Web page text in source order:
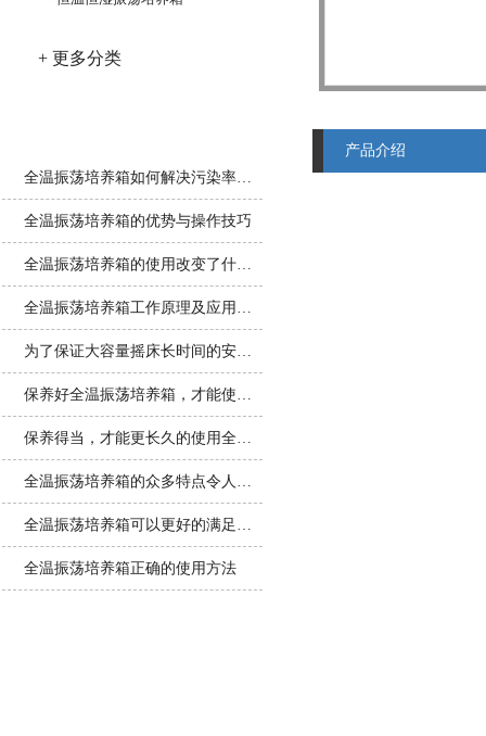
+ 更多分类
全温振荡培养箱如何解决污染率与生长周期矛盾？
全温振荡培养箱的优势与操作技巧
全温振荡培养箱的使用改变了什么？
全温振荡培养箱工作原理及应用范围
为了保证大容量摇床长时间的安全使用，适当的维护工作可少不了
保养好全温振荡培养箱，才能使它一直保持一个良好的工作状态
保养得当，才能更长久的使用全温振荡培养箱
全温振荡培养箱的众多特点令人眼花缭乱
全温振荡培养箱可以更好的满足用户的需求
全温振荡培养箱正确的使用方法
产品介绍